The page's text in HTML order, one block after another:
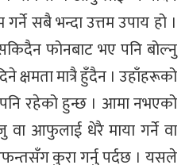
सबै भन्दा उत्तम उपाय हो ।
फोनबाट भए पनि बोल्नु
क्षमता मात्रै हुँदैन । उहाँहरूको
पनि रहेको हुन्छ । आमा नभएको
वा आफुलाई धेरै माया गर्ने वा
कुरा गर्नु पर्दछ । यसले